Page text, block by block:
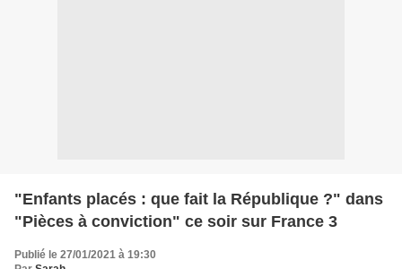
"Enfants placés : que fait la République ?" dans
"Pièces à conviction" ce soir sur France 3
Publié le 27/01/2021 à 19:30